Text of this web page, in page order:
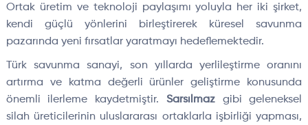
Ortak üretim ve teknoloji paylaşımı yoluyla her iki şirket,
kendi güçlü yönlerini birleştirerek küresel savunma
pazarında yeni fırsatlar yaratmayı hedeflemektedir.
Türk savunma sanayi, son yıllarda yerlileştirme oranını
artırma ve katma değerli ürünler geliştirme konusunda
önemli ilerleme kaydetmiştir. Sarsılmazgibi geleneksel
silah üreticilerinin uluslararası ortaklarla işbirliği yapması,